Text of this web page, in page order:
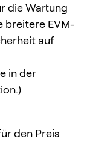
die Wartung
breitere EVM-
auf
in der
den Preis